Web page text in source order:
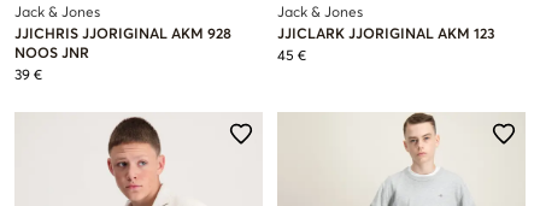
Jack & Jones
JJICHRIS JJORIGINAL AKM 928
NOOS JNR
39 €
Jack & Jones
JJICLARK JJORIGINAL AKM 123
45 €